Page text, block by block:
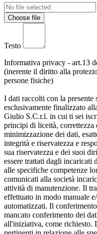
Choose file
Testo
Informativa privacy - art.13
(inerente il diritto alla
persone fisiche)
I dati raccolti con la presente
esclusivamente finalizzato
Giulio S.C.r.l. in cui ti sei
principi di liceità, correttezza
minimizzazione dei dati,
integrità e riservatezza e
sua riservatezza e dei suoi
essere trattati dagli
alle specifiche competenze
comunicati alla società
attività di manutenzione. Il
effettuato in modo manuale
automatizzati. Il
mancato conferimento dei
all'iniziativa, come richiesto.